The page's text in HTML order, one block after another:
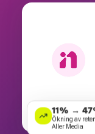
11% →
Ökning av
Aller Media